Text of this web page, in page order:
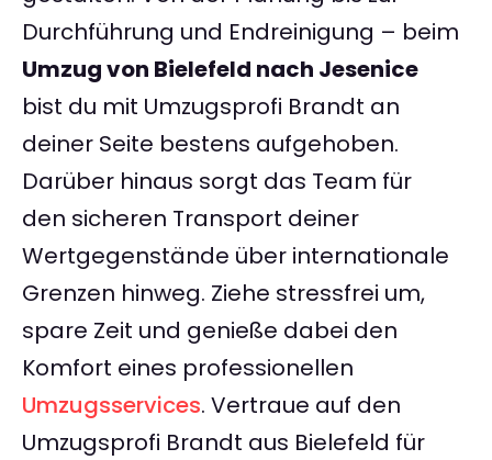
Durchführung und Endreinigung – beim
Umzug von Bielefeld nach Jesenice
bist du mit Umzugsprofi Brandt an
deiner Seite bestens aufgehoben.
Darüber hinaus sorgt das Team für
den sicheren Transport deiner
Wertgegenstände über internationale
Grenzen hinweg. Ziehe stressfrei um,
spare Zeit und genieße dabei den
Komfort eines professionellen
Umzugsservices. Vertraue auf den
Umzugsprofi Brandt aus Bielefeld für